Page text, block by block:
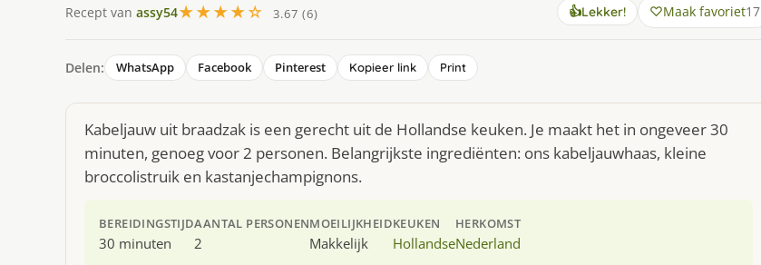
Recept van assy54★★★★☆ 3.67 (6) 👍Lekker! Maak favoriet17
Delen: WhatsApp Facebook Pinterest Kopieer link Print
Kabeljauw uit braadzak is een gerecht uit de Hollandse keuken. Je maakt het in ongeveer 30
minuten, genoeg voor 2 personen. Belangrijkste ingrediënten: ons kabeljauwhaas, kleine
broccolistruik en kastanjechampignons.
BEREIDINGSTIJD
30 minuten
AANTAL PERSONEN
2
MOEILIJKHEID
Makkelijk
KEUKEN
Hollandse
HERKOMST
Nederland